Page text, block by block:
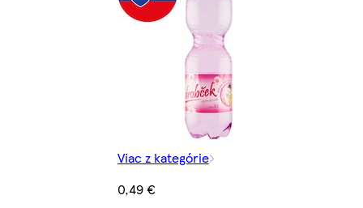
Viac z kategórie
0,49 €